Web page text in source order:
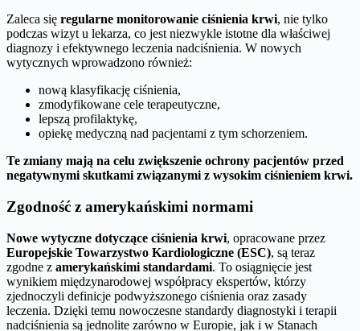
Zaleca się regularne monitorowanie ciśnienia krwi, nie tylko
podczas wizyt u lekarza, co jest niezwykle istotne dla właściwej
diagnozy i efektywnego leczenia nadciśnienia. W nowych
wytycznych wprowadzono również:
nową klasyfikację ciśnienia,
zmodyfikowane cele terapeutyczne,
lepszą profilaktykę,
opiekę medyczną nad pacjentami z tym schorzeniem.
Te zmiany mają na celu zwiększenie ochrony pacjentów przed
negatywnymi skutkami związanymi z wysokim ciśnieniem krwi.
Zgodność z amerykańskimi normami
Nowe wytyczne dotyczące ciśnienia krwi, opracowane przez
Europejskie Towarzystwo Kardiologiczne (ESC), są teraz
zgodne z amerykańskimi standardami. To osiągnięcie jest
wynikiem międzynarodowej współpracy ekspertów, którzy
zjednoczyli definicje podwyższonego ciśnienia oraz zasady
leczenia. Dzięki temu nowoczesne standardy diagnostyki i terapii
nadciśnienia są jednolite zarówno w Europie, jak i w Stanach